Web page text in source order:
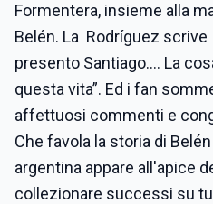
Formentera, insieme alla
Belén. La Rodríguez
presento Santiago…. La
questa vita”. Ed i fan
affettuosi commenti e
Che favola la storia di
argentina appare all'apice
collezionare successi su